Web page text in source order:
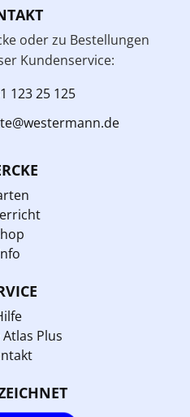
oder zu Bestellungen
Kundenservice:
123 25 125
Plus